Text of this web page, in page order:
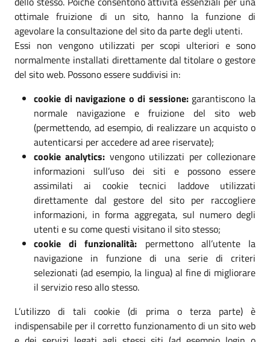
ottimale fruizione di un sito, hanno la funzione di
agevolare la consultazione del sito da parte degli utenti.
Essi non vengono utilizzati per scopi ulteriori e sono
normalmente installati direttamente dal titolare o gestore
del sito web. Possono essere suddivisi in:
cookie di navigazione o di sessione:garantiscono la
normale navigazione e fruizione del sito web
(permettendo, ad esempio, di realizzare un acquisto o
autenticarsi per accedere ad aree riservate);
cookie analytics: vengono utilizzati per collezionare
informazioni sull’uso dei siti e possono essere
assimilati ai cookie tecnici laddove utilizzati
direttamente dal gestore del sito per raccogliere
informazioni, in forma aggregata, sul numero degli
utenti e su come questi visitano il sito stesso;
cookie di funzionalità: permettono all’utente la
navigazione in funzione di una serie di criteri
selezionati (ad esempio, la lingua) al fine di migliorare
il servizio reso allo stesso.
L’utilizzo di tali cookie (di prima o terza parte) è
indispensabile per il corretto funzionamento di un sito web